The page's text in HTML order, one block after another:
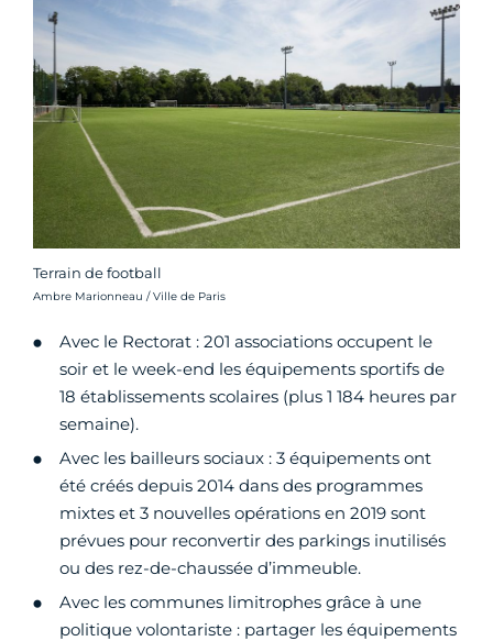
Terrain de football
Crédit photo :
Ambre Marionneau / Ville de Paris
Avec le Rectorat : 201 associations occupent le
soir et le week-end les équipements sportifs de
18 établissements scolaires (plus 1 184 heures par
semaine).
Avec les bailleurs sociaux : 3 équipements ont
été créés depuis 2014 dans des programmes
mixtes et 3 nouvelles opérations en 2019 sont
prévues pour reconvertir des parkings inutilisés
ou des rez-de-chaussée d’immeuble.
Avec les communes limitrophes grâce à une
politique volontariste : partager les équipements